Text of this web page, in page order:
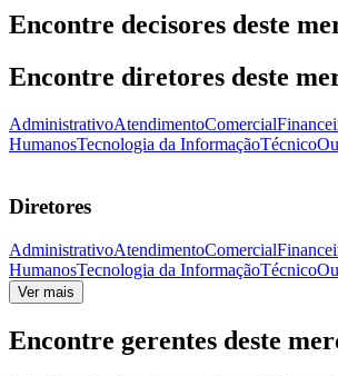
Encontre decisores deste
Encontre diretores deste
AdministrativoAtendimentoComercial
HumanosTecnologia da InformaçãoTécnico
Diretores
AdministrativoAtendimentoComercial
HumanosTecnologia da InformaçãoTécnico
Ver mais
Encontre gerentes deste